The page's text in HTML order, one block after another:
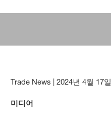
Trade News |2024년 4월 17일
미디어